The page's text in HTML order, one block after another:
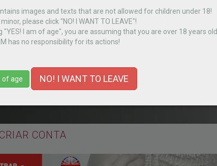
images and texts that are not allowed for children under 18!
please click "NO! I WANT TO LEAVE"!
"YES! I am of age", you are assuming that you are over 18 years old.
has no responsibility for its actions!
of age NO! I WANT TO LEAVE
CONTA